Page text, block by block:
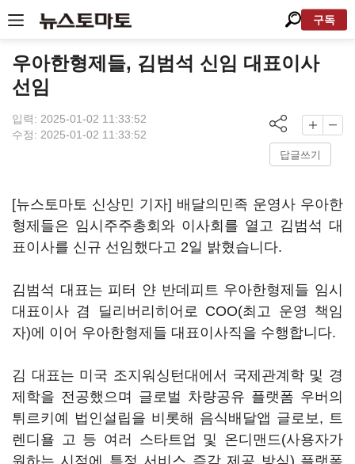
구독
우아한형제들, 김범석 신임 대표이사
선임
입력: 2025-01-02 11:33:52
수정: 2025-01-02 11:33:52
답글쓰기
[뉴스토마토 신상민 기자] 배달의민족 운영사 우아한
형제들은 임시주주총회와 이사회를 열고 김범석 대
표이사를 신규 선임했다고 2일 밝혔습니다.
김범석 대표는 피터 얀 반데피트 우아한형제들 임시
대표이사 겸 딜리버리히어로 COO(최고 운영 책임
자)에 이어 우아한형제들 대표이사직을 수행합니다.
김 대표는 미국 조지워싱턴대에서 국제관계학 및 경
제학을 전공했으며 글로벌 차량공유 플랫폼 우버의
튀르키예 법인설립을 비롯해 음식배달앱 글로보, 트
렌디욜 고 등 여러 스타트업 및 온디맨드(사용자가
원하는 시점에 특정 서비스 즉각 제공 방식) 플랫폼